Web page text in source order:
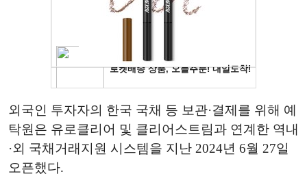
외국인 투자자의 한국 국채 등 보관·결제를 위해 예
탁원은 유로클리어 및 클리어스트림과 연계한 역내
·외 국채거래지원 시스템을 지난 2024년 6월 27일
오픈했다.